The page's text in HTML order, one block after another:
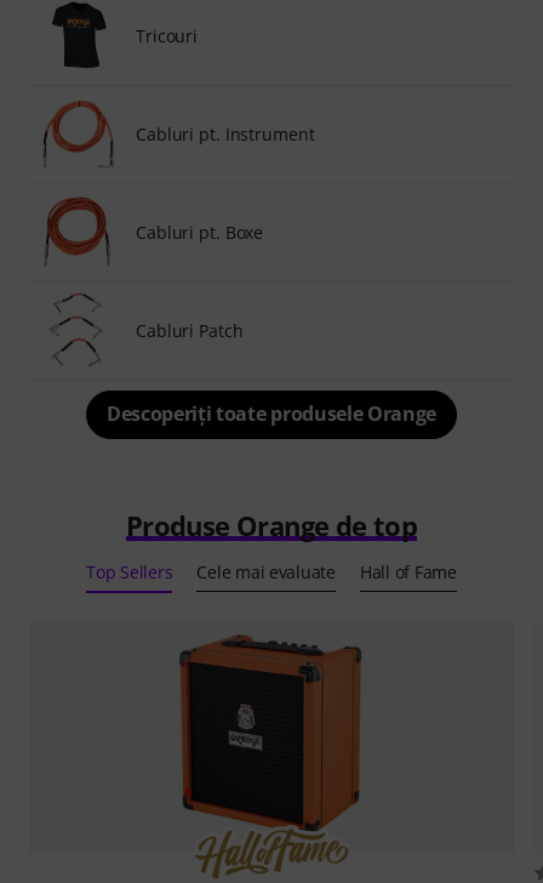
Tricouri
Cabluri pt. Instrument
Cabluri pt. Boxe
Cabluri Patch
Descoperiți toate produsele Orange
Produse Orange de top
Top Sellers Cele mai evaluate Hall of Fame